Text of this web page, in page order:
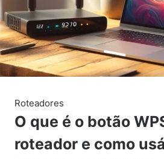
Roteadores
O que é o botão
roteador e como